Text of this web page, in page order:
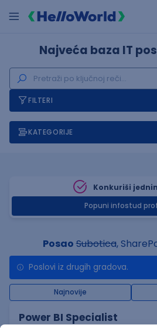
Najveća baza IT
FILTERI
KATEGORIJE
Konkuriši
Popuni infostud
PosaoSubotica,
Poslovi iz drugih gradova.
Najnovije
Power BI Specialist